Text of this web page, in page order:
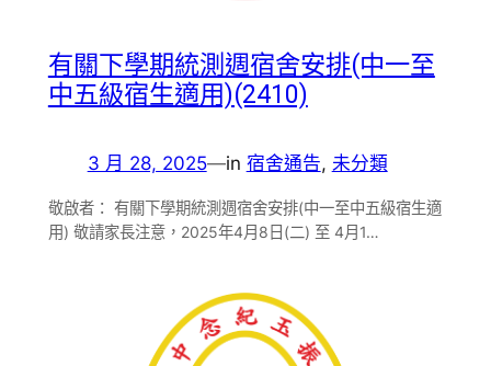
有關下學期統測週宿舍安排(中一至
中五級宿生適用)(2410)
3 月 28, 2025—in 宿舍通告, 未分類
敬啟者： 有關下學期統測週宿舍安排(中一至中五級宿生適
用) 敬請家長注意，2025年4月8日(二) 至 4月1…